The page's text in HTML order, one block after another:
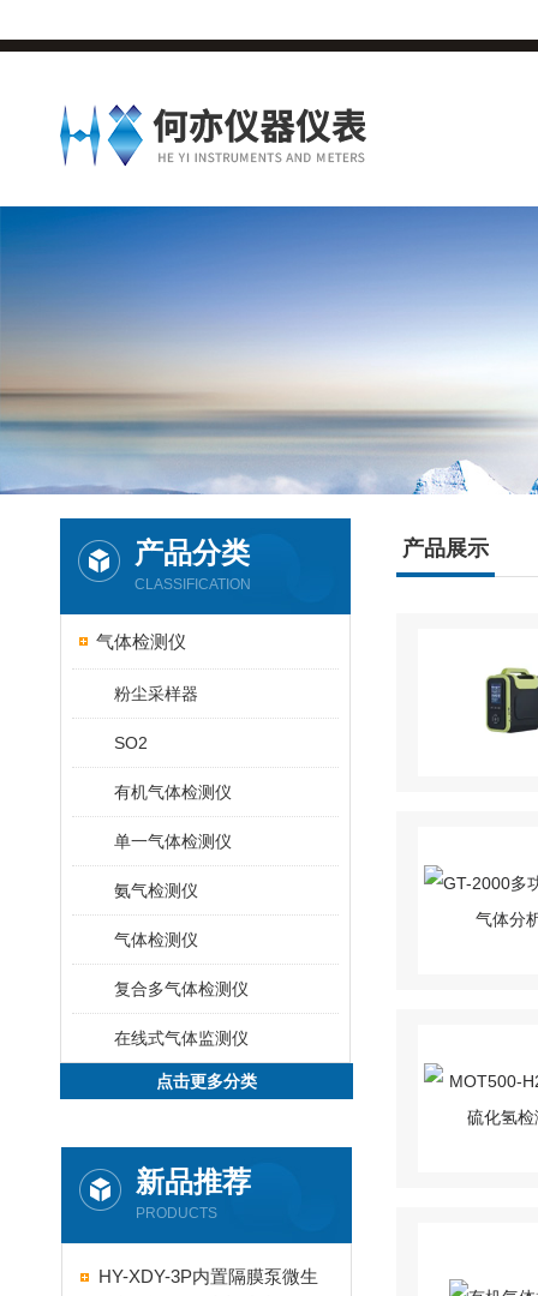
产品分类
CLASSIFICATION
气体检测仪
粉尘采样器
SO2
有机气体检测仪
单一气体检测仪
氨气检测仪
气体检测仪
复合多气体检测仪
在线式气体监测仪
点击更多分类
新品推荐
PRODUCTS
HY-XDY-3P内置隔膜泵微生
产品展示